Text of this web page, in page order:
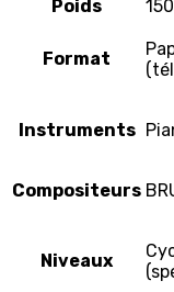
Poids
Format
Instruments
Compositeurs
Niveaux